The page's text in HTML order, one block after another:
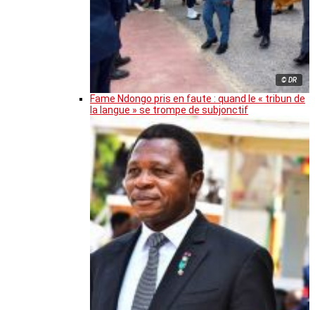
© DR
Fame Ndongo pris en faute : quand le « tribun de
la langue » se trompe de subjonctif